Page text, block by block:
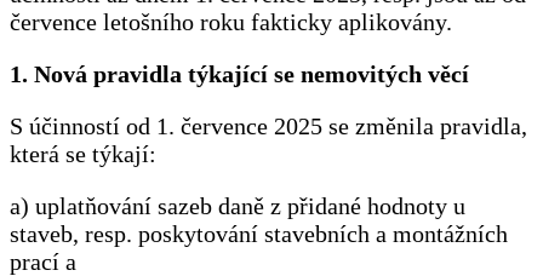
července letošního roku fakticky aplikovány.
1. Nová pravidla týkající se nemovitých věcí
S účinností od 1. července 2025 se změnila pravidla,
která se týkají:
a) uplatňování sazeb daně z přidané hodnoty u
staveb, resp. poskytování stavebních a montážních
prací a